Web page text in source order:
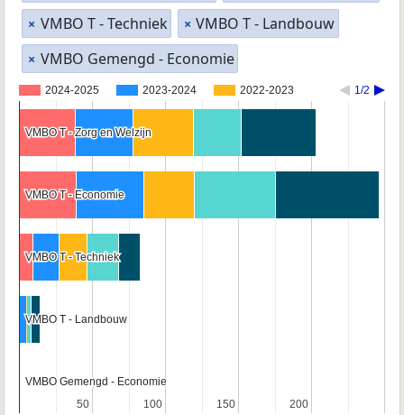
× VMBO T - Techniek × VMBO T - Landbouw
× VMBO Gemengd - Economie
2024-2025 2023-2024 2022-2023 1/2
50
50 100
100 150
150 200
200
VMBO T - Zorg en Welzijn
VMBO T - Zorg en Welzijn
VMBO T - Economie
VMBO T - Economie
VMBO T - Techniek
VMBO T - Techniek
VMBO T - Landbouw
VMBO T - Landbouw
VMBO Gemengd - Economie
VMBO Gemengd - Economie